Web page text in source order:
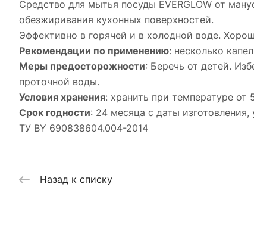
Средство для мытья посуды EVERGLOW от
обезжиривания кухонных поверхностей.
Эффективно в горячей и в холодной воде.
Рекомендации по применению: несколько
Меры предосторожности: Беречь от детей.
проточной воды.
Условия хранения: хранить при температуре от
Срок годности: 24 месяца с даты
ТУ BY 690838604.004-2014
Назад к списку